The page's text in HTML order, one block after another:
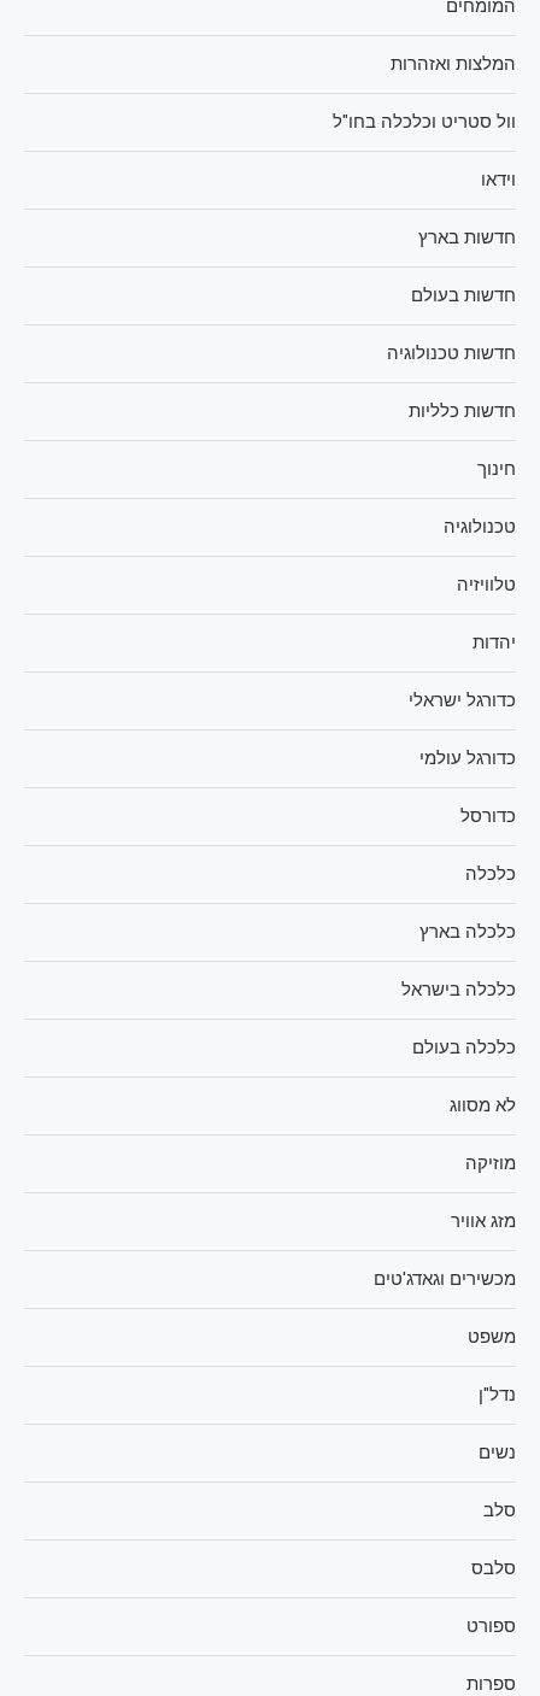
המומחים
המלצות ואזהרות
וול סטריט וכלכלה בחו"ל
וידאו
חדשות בארץ
חדשות בעולם
חדשות טכנולוגיה
חדשות כלליות
חינוך
טכנולוגיה
טלוויזיה
יהדות
כדורגל ישראלי
כדורגל עולמי
כדורסל
כלכלה
כלכלה בארץ
כלכלה בישראל
כלכלה בעולם
לא מסווג
מוזיקה
מזג אוויר
מכשירים וגאדג'טים
משפט
נדל"ן
נשים
סלב
סלבס
ספורט
ספרות